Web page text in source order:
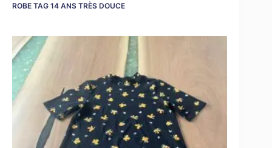
ROBE TAG 14 ANS TRÈS DOUCE